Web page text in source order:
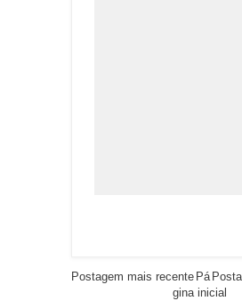
Postagem mais recente Pá
gina inicial